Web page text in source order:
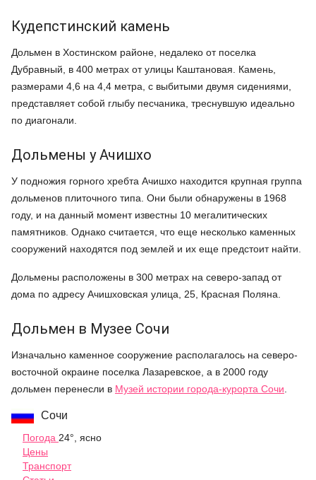
Кудепстинский камень
Дольмен в Хостинском районе, недалеко от поселка
Дубравный, в 400 метрах от улицы Каштановая. Камень,
размерами 4,6 на 4,4 метра, с выбитыми двумя сидениями,
представляет собой глыбу песчаника, треснувшую идеально
по диагонали.
Дольмены у Ачишхо
У подножия горного хребта Ачишхо находится крупная группа
дольменов плиточного типа. Они были обнаружены в 1968
году, и на данный момент известны 10 мегалитических
памятников. Однако считается, что еще несколько каменных
сооружений находятся под землей и их еще предстоит найти.
Дольмены расположены в 300 метрах на северо-запад от
дома по адресу Ачишховская улица, 25, Красная Поляна.
Дольмен в Музее Сочи
Изначально каменное сооружение располагалось на северо-
восточной окраине поселка Лазаревское, а в 2000 году
дольмен перенесли в Музей истории города-курорта Сочи.
Сочи
Погода 24°, ясно
Цены
Транспорт